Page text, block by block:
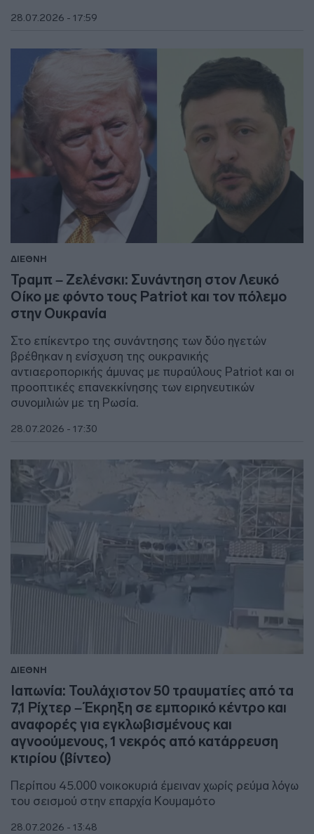
28.07.2026 - 17:59
ΔΙΕΘΝΗ
Τραμπ – Ζελένσκι: Συνάντηση στον Λευκό
Οίκο με φόντο τους Patriot και τον πόλεμο
στην Ουκρανία
Στο επίκεντρο της συνάντησης των δύο ηγετών
βρέθηκαν η ενίσχυση της ουκρανικής
αντιαεροπορικής άμυνας με πυραύλους Patriot και οι
προοπτικές επανεκκίνησης των ειρηνευτικών
συνομιλιών με τη Ρωσία.
28.07.2026 - 17:30
ΔΙΕΘΝΗ
Ιαπωνία: Τουλάχιστον 50 τραυματίες από τα
7,1 Ρίχτερ – Έκρηξη σε εμπορικό κέντρο και
αναφορές για εγκλωβισμένους και
αγνοούμενους, 1 νεκρός από κατάρρευση
κτιρίου (βίντεο)
Περίπου 45.000 νοικοκυριά έμειναν χωρίς ρεύμα λόγω
του σεισμού στην επαρχία Κουμαμότο
28.07.2026 - 13:48